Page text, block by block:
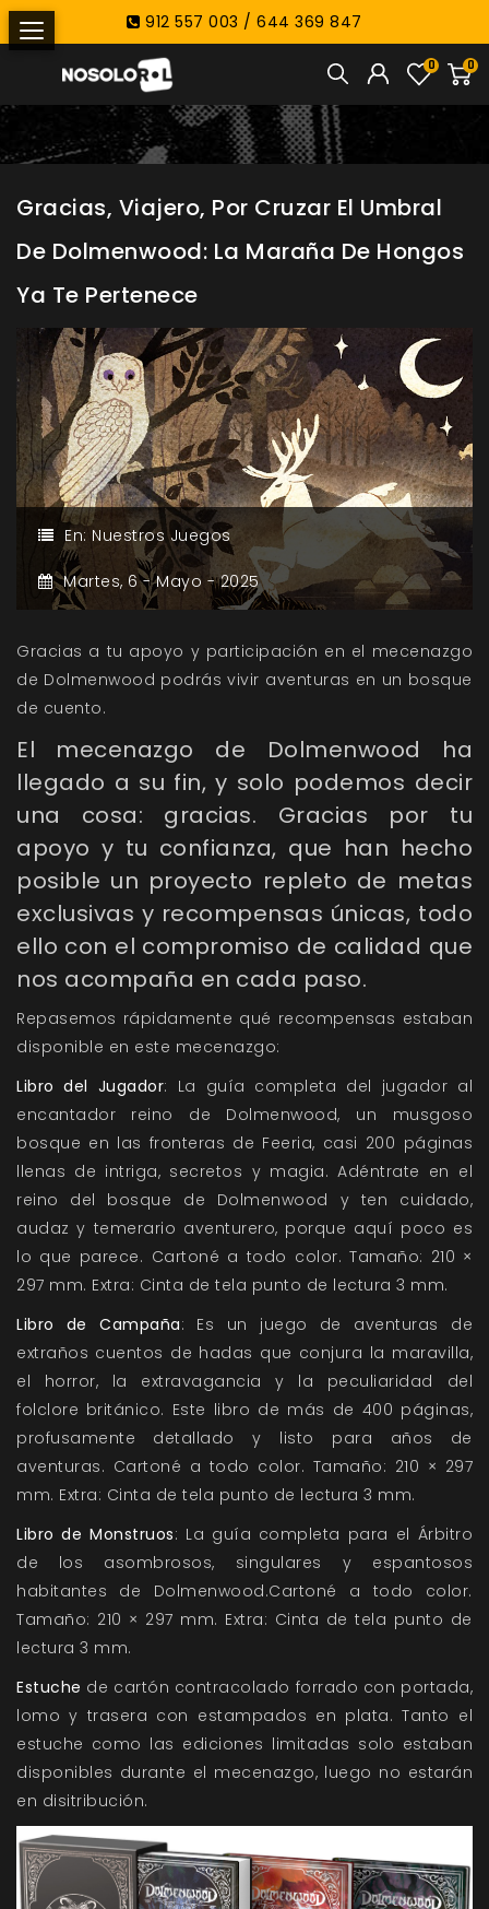
912 557 003 / 644 369 847
0
0
Gracias, Viajero, Por Cruzar El Umbral
De Dolmenwood: La Maraña De Hongos
Ya Te Pertenece
En: Nuestros Juegos
Martes, 6 -Mayo -2025
Gracias a tu apoyo y participación en el mecenazgo
de Dolmenwood podrás vivir aventuras en un bosque
de cuento.
El mecenazgo de Dolmenwood ha
llegado a su fin, y solo podemos decir
una cosa: gracias. Gracias por tu
apoyo y tu confianza, que han hecho
posible un proyecto repleto de metas
exclusivas y recompensas únicas, todo
ello con el compromiso de calidad que
nos acompaña en cada paso.
Repasemos rápidamente qué recompensas estaban
disponible en este mecenazgo:
Libro del Jugador: La guía completa del jugador al
encantador reino de Dolmenwood, un musgoso
bosque en las fronteras de Feeria, casi 200 páginas
llenas de intriga, secretos y magia. Adéntrate en el
reino del bosque de Dolmenwood y ten cuidado,
audaz y temerario aventurero, porque aquí poco es
lo que parece. Cartoné a todo color. Tamaño: 210 ×
297 mm. Extra: Cinta de tela punto de lectura 3 mm.
Libro de Campaña: Es un juego de aventuras de
extraños cuentos de hadas que conjura la maravilla,
el horror, la extravagancia y la peculiaridad del
folclore británico. Este libro de más de 400 páginas,
profusamente detallado y listo para años de
aventuras. Cartoné a todo color. Tamaño: 210 × 297
mm. Extra: Cinta de tela punto de lectura 3 mm.
Libro de Monstruos: La guía completa para el Árbitro
de los asombrosos, singulares y espantosos
habitantes de Dolmenwood.Cartoné a todo color.
Tamaño: 210 × 297 mm. Extra: Cinta de tela punto de
lectura 3 mm.
Estuche de cartón contracolado forrado con portada,
lomo y trasera con estampados en plata. Tanto el
estuche como las ediciones limitadas solo estaban
disponibles durante el mecenazgo, luego no estarán
en disitribución.